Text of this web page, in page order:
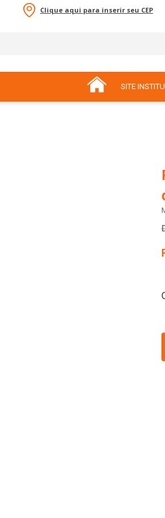
Clique aqui para inserir seu CEP
SITE